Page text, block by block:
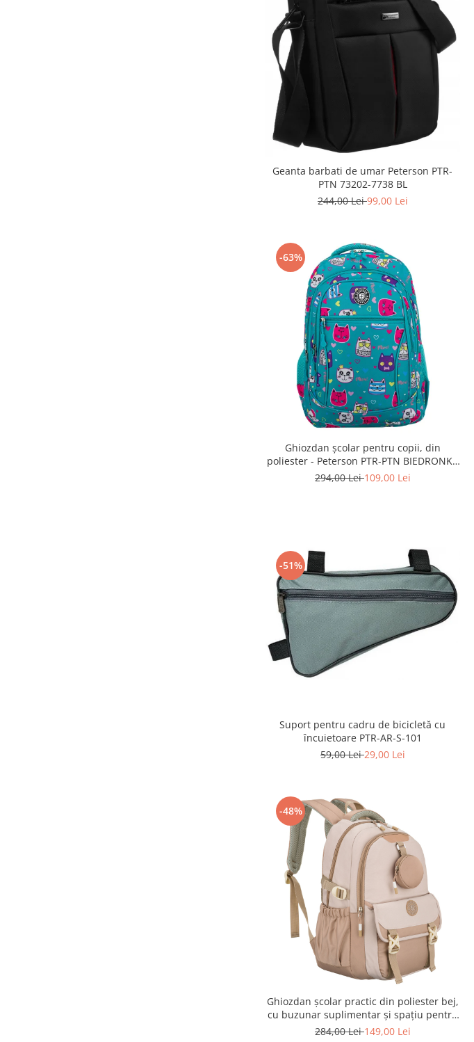
Geanta barbati de umar Peterson PTR-
PTN 73202-7738 BL
244,00 Lei99,00 Lei
-63%
Ghiozdan școlar pentru copii, din
poliester - Peterson PTR-PTN BIEDRONKA
G28
294,00 Lei109,00 Lei
-51%
Suport pentru cadru de bicicletă cu
încuietoare PTR-AR-S-101
59,00 Lei29,00 Lei
-48%
Ghiozdan școlar practic din poliester bej,
cu buzunar suplimentar și spațiu pentru
o sticlă de apă - Peterson PTR-PTN 8610-
284,00 Lei149,00 Lei